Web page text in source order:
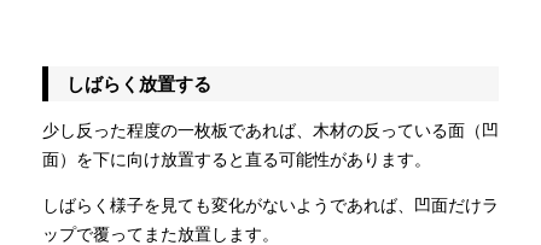
しばらく放置する
少し反った程度の一枚板であれば、木材の反っている面（凹
面）を下に向け放置すると直る可能性があります。
しばらく様子を見ても変化がないようであれば、凹面だけラ
ップで覆ってまた放置します。